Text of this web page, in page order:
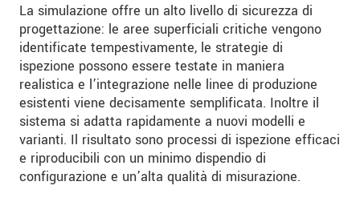
La simulazione offre un alto livello di sicurezza di
progettazione: le aree superficiali critiche vengono
identificate tempestivamente, le strategie di
ispezione possono essere testate in maniera
realistica e l’integrazione nelle linee di produzione
esistenti viene decisamente semplificata. Inoltre il
sistema si adatta rapidamente a nuovi modelli e
varianti. Il risultato sono processi di ispezione efficaci
e riproducibili con un minimo dispendio di
configurazione e un’alta qualità di misurazione.